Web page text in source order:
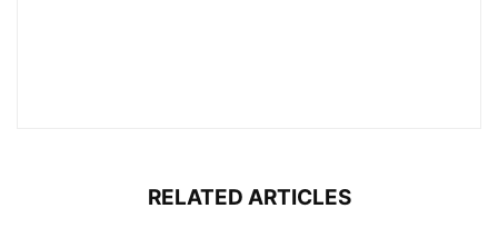
RELATED ARTICLES